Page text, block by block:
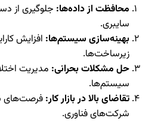
محافظت از داده‌ها: جلوگیری از
سایبری.
بهینه‌سازی سیستم‌ها: افزایش
زیرساخت‌ها.
حل مشکلات بحرانی: مدیریت
سیستم‌ها.
تقاضای بالا در بازار کار: فرصت‌های
شرکت‌های فناوری.